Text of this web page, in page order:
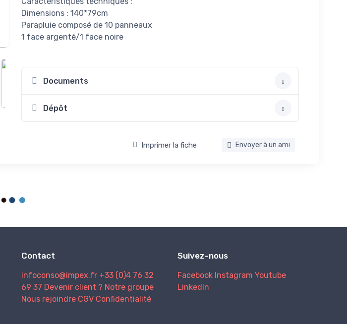
Dimensions : 140*79cm
Parapluie composé de 10 panneaux
1 face argenté/1 face noire
Documents
Dépôt
Imprimer la fiche Envoyer à un ami
Contact
infoconso@impex.fr +33 (0)4 76 32
69 37 Devenir client ? Notre groupe
Nous rejoindre CGV Confidentialité
Suivez-nous
Facebook Instagram Youtube
LinkedIn